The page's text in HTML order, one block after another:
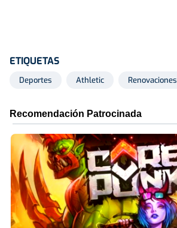
ETIQUETAS
Deportes Athletic Renovaciones